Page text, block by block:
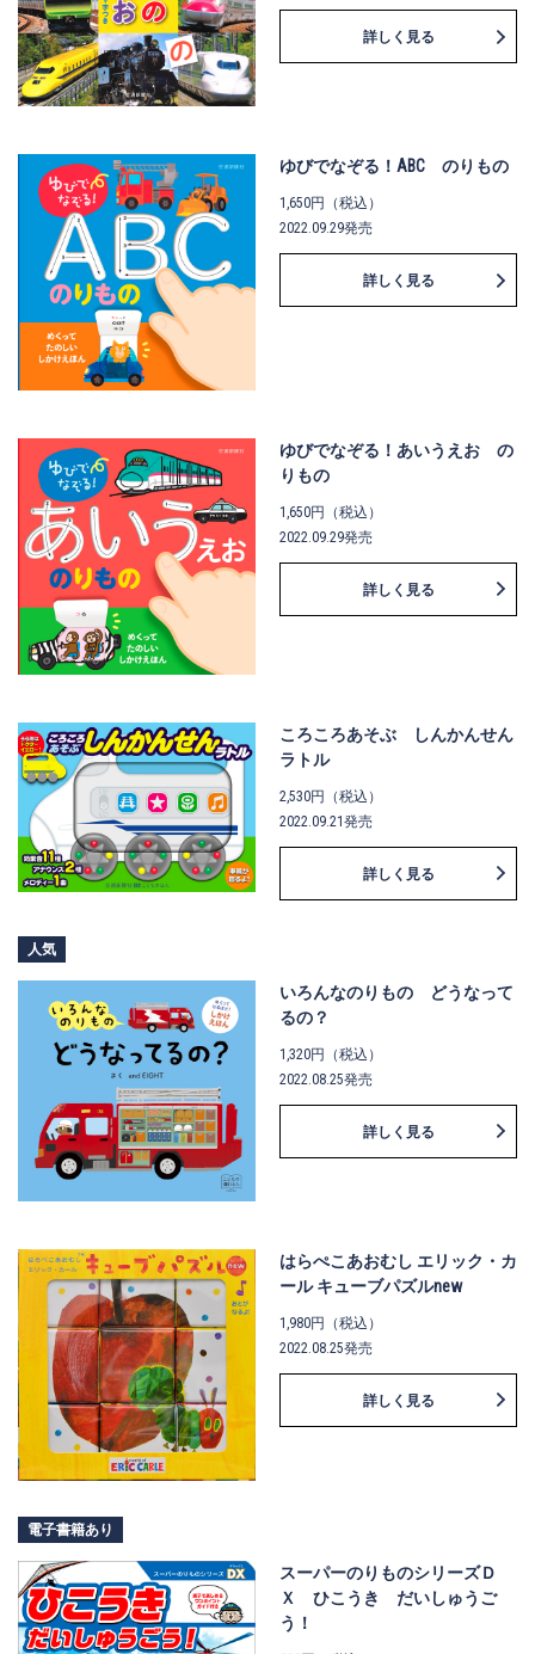
詳しく見る
ゆびでなぞる！ABC のりもの
1,650円（税込）
2022.09.29発売
詳しく見る
ゆびでなぞる！あいうえお の
りもの
1,650円（税込）
2022.09.29発売
詳しく見る
ころころあそぶ しんかんせん
ラトル
2,530円（税込）
2022.09.21発売
詳しく見る
人気
いろんなのりもの どうなって
るの？
1,320円（税込）
2022.08.25発売
詳しく見る
はらぺこあおむし エリック・カ
ール キューブパズルnew
1,980円（税込）
2022.08.25発売
詳しく見る
電子書籍あり
スーパーのりものシリーズＤ
Ｘ ひこうき だいしゅうご
う！